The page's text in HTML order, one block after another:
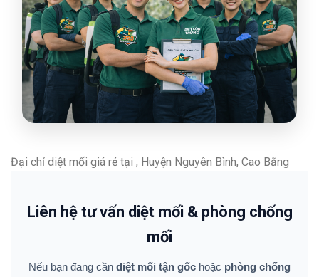
Đại chỉ diệt mối giá rẻ tại , Huyện Nguyên Bình, Cao Bằng
Liên hệ tư vấn diệt mối & phòng chống
mối
Nếu bạn đang cần diệt mối tận gốc hoặc phòng chống